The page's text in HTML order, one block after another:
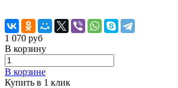
1 070 руб
В корзину
В корзине
Купить в 1 клик